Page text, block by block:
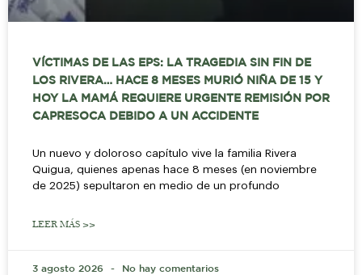
VÍCTIMAS DE LAS EPS: LA TRAGEDIA SIN FIN DE
LOS RIVERA… HACE 8 MESES MURIÓ NIÑA DE 15 Y
HOY LA MAMÁ REQUIERE URGENTE REMISIÓN POR
CAPRESOCA DEBIDO A UN ACCIDENTE
Un nuevo y doloroso capítulo vive la familia Rivera
Quigua, quienes apenas hace 8 meses (en noviembre
de 2025) sepultaron en medio de un profundo
LEER MÁS >>
3 agosto 2026 No hay comentarios